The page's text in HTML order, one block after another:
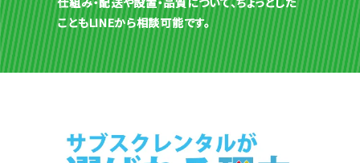
こともLINEから相談可能です。